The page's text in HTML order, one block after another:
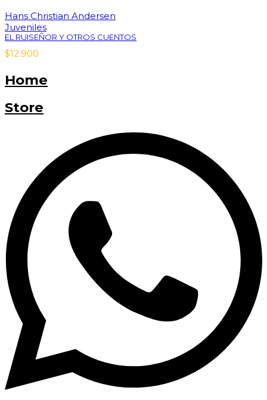
Hans Christian Andersen
Juveniles
EL RUISEÑOR Y OTROS CUENTOS
$12.900
Home
Store